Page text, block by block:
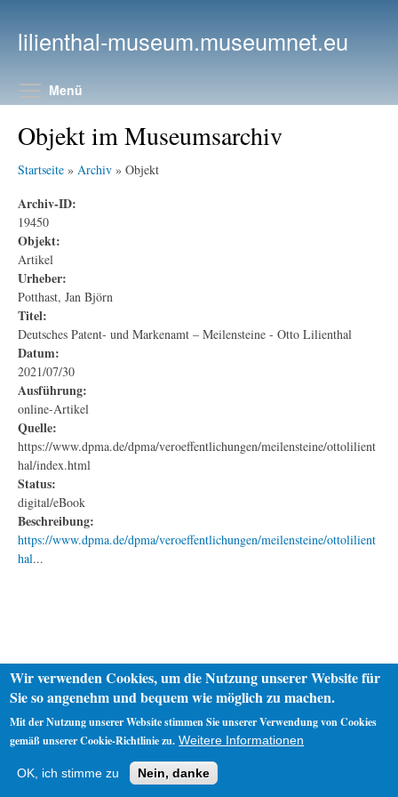
lilienthal-museum.museumnet.eu
Menü
Objekt im Museumsarchiv
Startseite » Archiv » Objekt
Archiv-ID:
19450
Objekt:
Artikel
Urheber:
Potthast, Jan Björn
Titel:
Deutsches Patent- und Markenamt – Meilensteine - Otto Lilienthal
Datum:
2021/07/30
Ausführung:
online-Artikel
Quelle:
https://www.dpma.de/dpma/veroeffentlichungen/meilensteine/ottolilient
hal/index.html
Status:
digital/eBook
Beschreibung:
https://www.dpma.de/dpma/veroeffentlichungen/meilensteine/ottolilient
hal...
Impressum
Wir verwenden Cookies, um die Nutzung unserer Website für
Sie so angenehm und bequem wie möglich zu machen.
Mit der Nutzung unserer Website stimmen Sie unserer Verwendung von Cookies
gemäß unserer Cookie-Richtlinie zu. Weitere Informationen
OK, ich stimme zu Nein, danke